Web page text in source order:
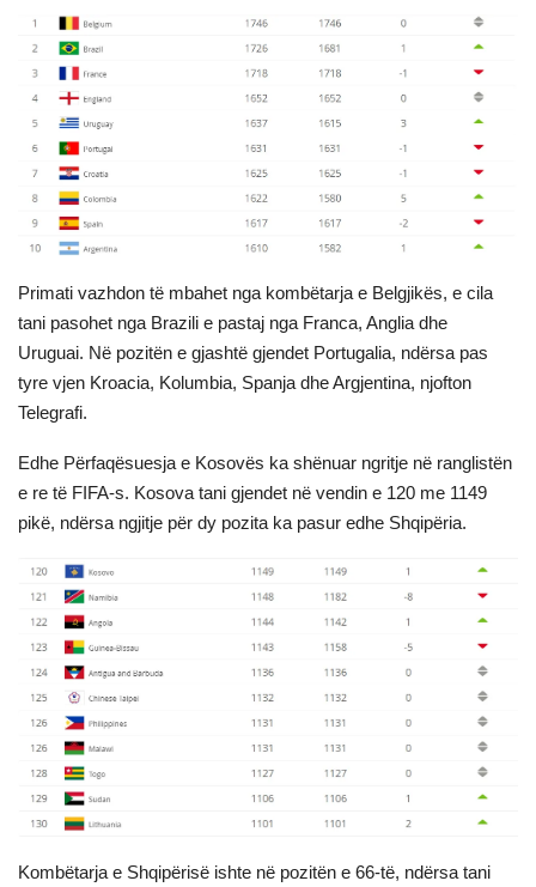
Primati vazhdon të mbahet nga kombëtarja e Belgjikës, e cila
tani pasohet nga Brazili e pastaj nga Franca, Anglia dhe
Uruguai. Në pozitën e gjashtë gjendet Portugalia, ndërsa pas
tyre vjen Kroacia, Kolumbia, Spanja dhe Argjentina, njofton
Telegrafi.
Edhe Përfaqësuesja e Kosovës ka shënuar ngritje në ranglistën
e re të FIFA-s. Kosova tani gjendet në vendin e 120 me 1149
pikë, ndërsa ngjitje për dy pozita ka pasur edhe Shqipëria.
Kombëtarja e Shqipërisë ishte në pozitën e 66-të, ndërsa tani